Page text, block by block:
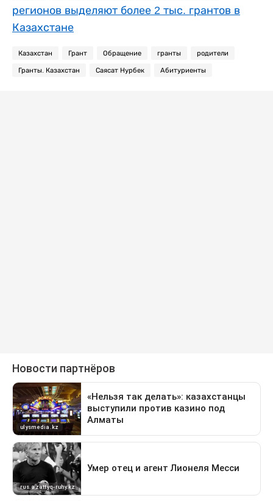
регионов выделяют более 2 тыс. грантов в
Казахстане
Казахстан Грант Обращение гранты родители
Гранты. Казахстан Саясат Нурбек Абитуриенты